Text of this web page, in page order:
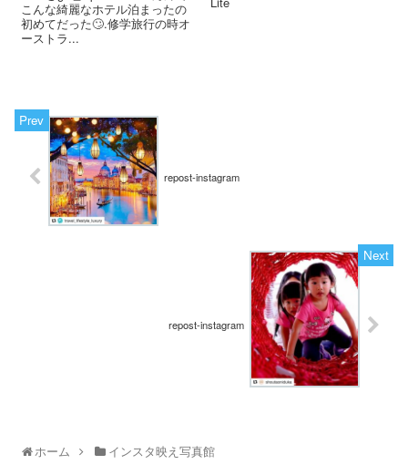
こんな綺麗なホテル泊まったの
初めてだった🙄.修学旅行の時オ
ーストラ...
repost-instagram
repost-instagram
ホーム インスタ映え写真館